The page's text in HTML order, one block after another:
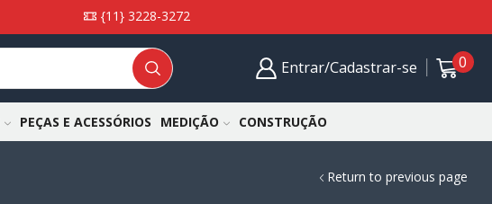
{11} 3228-3272
Entrar/Cadastrar-se 0
PEÇAS E ACESSÓRIOS MEDIÇÃO CONSTRUÇÃO
Return to previous page